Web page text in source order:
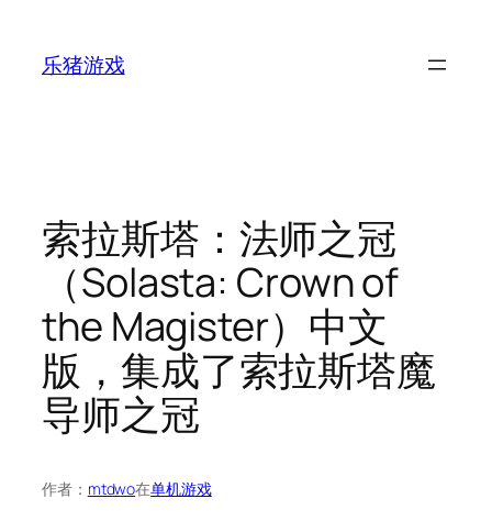
乐猪游戏
索拉斯塔：法师之冠
（Solasta: Crown of
the Magister）中文
版，集成了索拉斯塔魔
导师之冠
作者： mtdwo在单机游戏